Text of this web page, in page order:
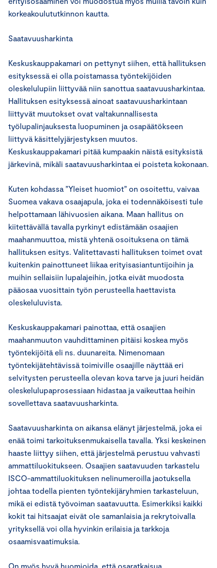
korkeakoulututkinnon kautta.
Saatavuusharkinta
Keskuskauppakamari on pettynyt siihen, että hallituksen
esityksessä ei olla poistamassa työntekijöiden
oleskelulupiin liittyvää niin sanottua saatavuusharkintaa.
Hallituksen esityksessä ainoat saatavuusharkintaan
liittyvät muutokset ovat valtakunnallisesta
työlupalinjauksesta luopuminen ja osapäätökseen
liittyvä käsittelyjärjestyksen muutos.
Keskuskauppakamari pitää kumpaakin näistä esityksistä
järkevinä, mikäli saatavuusharkintaa ei poisteta kokonaan.
Kuten kohdassa ”Yleiset huomiot” on osoitettu, vaivaa
Suomea vakava osaajapula, joka ei todennäköisesti tule
helpottamaan lähivuosien aikana. Maan hallitus on
kiitettävällä tavalla pyrkinyt edistämään osaajien
maahanmuuttoa, mistä yhtenä osoituksena on tämä
hallituksen esitys. Valitettavasti hallituksen toimet ovat
kuitenkin painottuneet liikaa erityisasiantuntijoihin ja
muihin sellaisiin lupalajeihin, jotka eivät muodosta
pääosaa vuosittain työn perusteella haettavista
oleskeluluvista.
Keskuskauppakamari painottaa, että osaajien
maahanmuuton vauhdittaminen pitäisi koskea myös
työntekijöitä eli ns. duunareita. Nimenomaan
työntekijätehtävissä toimiville osaajille näyttää eri
selvitysten perusteella olevan kova tarve ja juuri heidän
oleskelulupaprosessiaan hidastaa ja vaikeuttaa heihin
sovellettava saatavuusharkinta.
Saatavuusharkinta on aikansa elänyt järjestelmä, joka ei
enää toimi tarkoituksenmukaisella tavalla. Yksi keskeinen
haaste liittyy siihen, että järjestelmä perustuu vahvasti
ammattiluokitukseen. Osaajien saatavuuden tarkastelu
ISCO-ammattiluokituksen nelinumeroilla jaotuksella
johtaa todella pienten työntekijäryhmien tarkasteluun,
mikä ei edistä työvoiman saatavuutta. Esimerkiksi kaikki
kokit tai hitsaajat eivät ole samanlaisia ja rekrytoivalla
yrityksellä voi olla hyvinkin erilaisia ja tarkkoja
osaamisvaatimuksia.
On myös hyvä huomioida, että osaratkaisua